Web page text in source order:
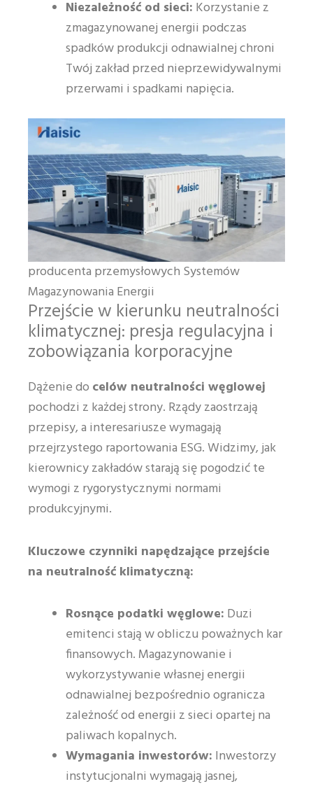
Niezależność od sieci: Korzystanie z
zmagazynowanej energii podczas
spadków produkcji odnawialnej chroni
Twój zakład przed nieprzewidywalnymi
przerwami i spadkami napięcia.
producenta przemysłowych Systemów
Magazynowania Energii
Przejście w kierunku neutralności
klimatycznej: presja regulacyjna i
zobowiązania korporacyjne
Dążenie do celów neutralności węglowej
pochodzi z każdej strony. Rządy zaostrzają
przepisy, a interesariusze wymagają
przejrzystego raportowania ESG. Widzimy, jak
kierownicy zakładów starają się pogodzić te
wymogi z rygorystycznymi normami
produkcyjnymi.
Kluczowe czynniki napędzające przejście
na neutralność klimatyczną:
Rosnące podatki węglowe: Duzi
emitenci stają w obliczu poważnych kar
finansowych. Magazynowanie i
wykorzystywanie własnej energii
odnawialnej bezpośrednio ogranicza
zależność od energii z sieci opartej na
paliwach kopalnych.
Wymagania inwestorów: Inwestorzy
instytucjonalni wymagają jasnej,